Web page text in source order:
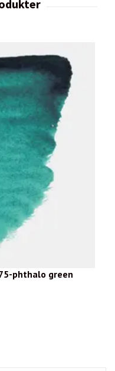
phthalo green